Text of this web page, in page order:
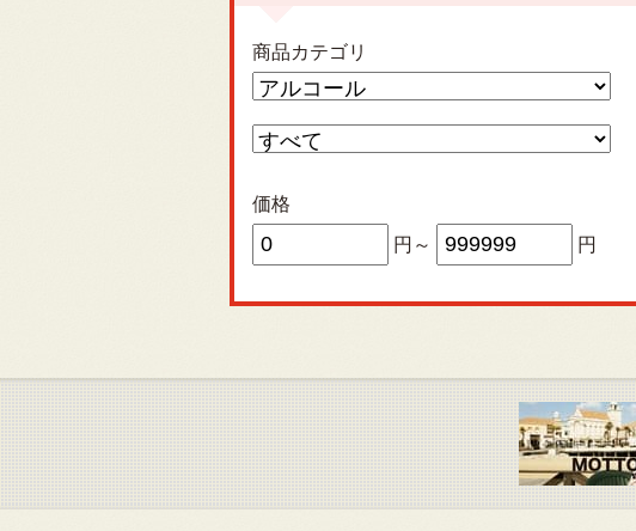
商品カテゴリ
価格
円～
円